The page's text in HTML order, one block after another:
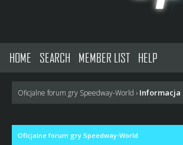
HOME SEARCH MEMBER LIST HELP
Oficjalne forum gry Speedway-World › Informacja
Oficjalne forum gry Speedway-World